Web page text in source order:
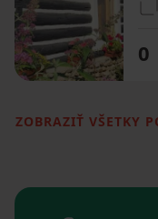
0
ZOBRAZIŤ VŠETKY